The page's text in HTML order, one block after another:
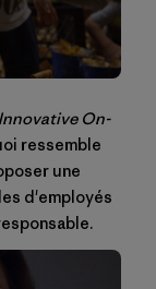
On-
ressemble
une
d'employés